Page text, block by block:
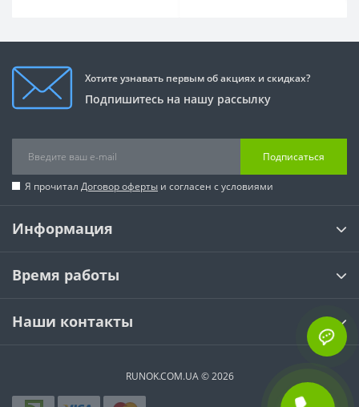
Хотите узнавать первым об акциях и скидках?
Подпишитесь на нашу рассылку
Подписаться
Я прочитал Договор оферты и согласен с условиями
Информация
Время работы
Наши контакты
RUNOK.COM.UA © 2026